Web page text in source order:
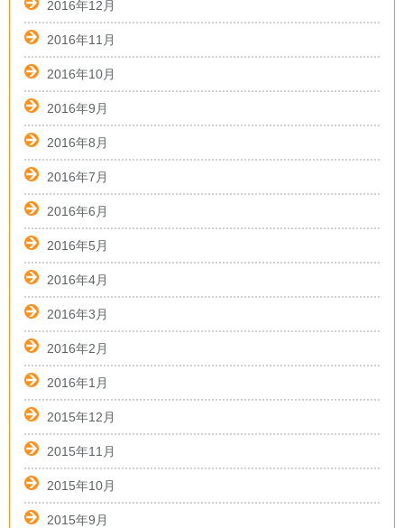
2016年12月
2016年11月
2016年10月
2016年9月
2016年8月
2016年7月
2016年6月
2016年5月
2016年4月
2016年3月
2016年2月
2016年1月
2015年12月
2015年11月
2015年10月
2015年9月